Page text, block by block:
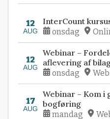
12
AUG
InterCount
onsdag
12
AUG
Webinar –
aflevering af
onsdag
17
AUG
Webinar – Kom i
bogføring
mandag